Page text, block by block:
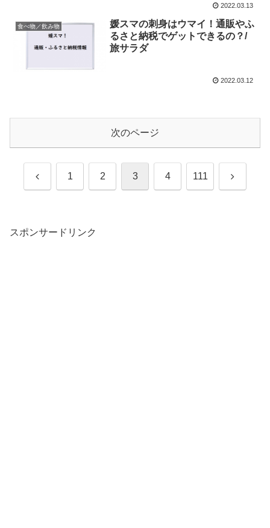
2022.03.13
食べ物／飲み物
媛スマの刺身はウマイ！通販やふ
るさと納税でゲットできるの？/
旅サラダ
2022.03.12
次のページ
前 1 2 3 4 111 次
スポンサードリンク